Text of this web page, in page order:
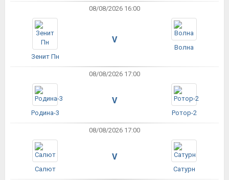
08/08/2026 16:00
Зенит Пн
V
Волна
08/08/2026 17:00
Родина-3
V
Ротор-2
08/08/2026 17:00
Салют
V
Сатурн